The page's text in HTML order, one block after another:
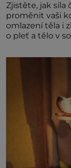
Zjistěte, jak
proměnit vaši
omlazení těla i
o pleť a tělo v
naší povaze,
znamení Ženy
Střelce v sobě